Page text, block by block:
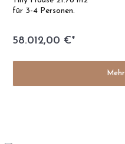
für 3-4 Personen.
58.012,00 €*